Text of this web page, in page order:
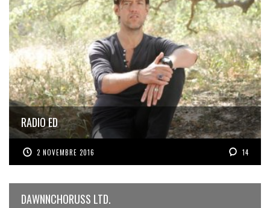
RADIO ED
2 NOVEMBRE 2016 14
DAWNNCHORUSS LTD.